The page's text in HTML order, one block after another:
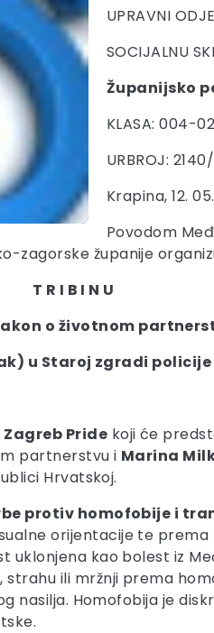
UPRAVNI
SOCIJALNU
Županijsko
KLASA: 004-
URBROJ:
Krapina, 12.
Povodom
zagorske županije
T R I B I N U
o životnom
u Staroj zgradi policije
Pride koji će
partnerstvu i Marina
Hrvatskoj.
protiv homofobije i
orijentacije te
uklonjena kao bolest iz
ili mržnji prema
Homofobija je